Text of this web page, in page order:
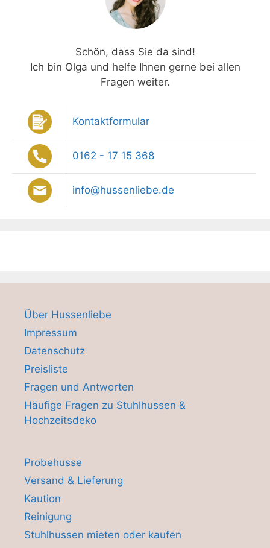
Schön, dass Sie da sind!
Ich bin Olga und helfe Ihnen gerne bei allen
Fragen weiter.
Kontaktformular
0162 - 17 15 368
info@hussenliebe.de
Über Hussenliebe
Impressum
Datenschutz
Preisliste
Fragen und Antworten
Häufige Fragen zu Stuhlhussen &
Hochzeitsdeko
Probehusse
Versand & Lieferung
Kaution
Reinigung
Stuhlhussen mieten oder kaufen